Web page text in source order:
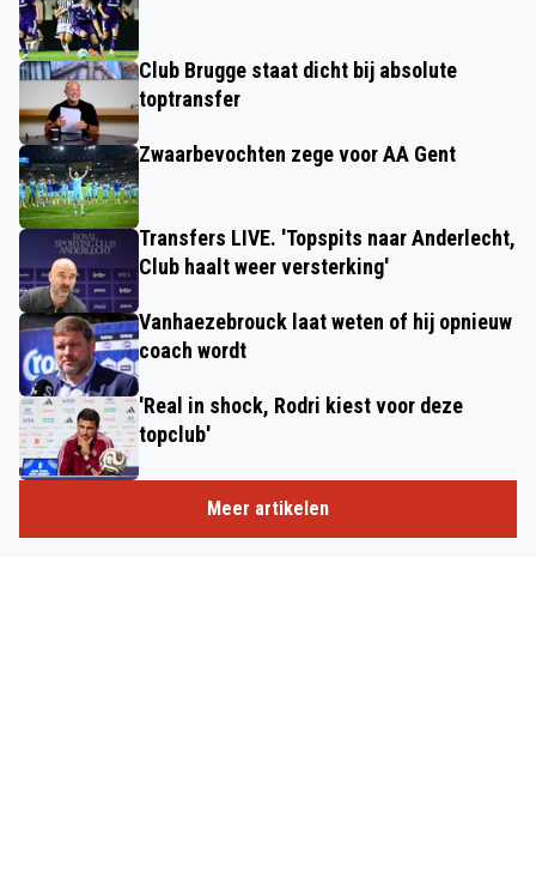
Club Brugge staat dicht bij absolute
toptransfer
Zwaarbevochten zege voor AA Gent
Transfers LIVE. 'Topspits naar Anderlecht,
Club haalt weer versterking'
Vanhaezebrouck laat weten of hij opnieuw
coach wordt
'Real in shock, Rodri kiest voor deze
topclub'
Meer artikelen